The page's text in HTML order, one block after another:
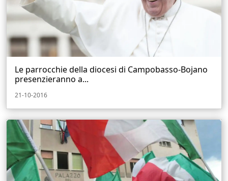
Le parrocchie della diocesi di Campobasso-Bojano
presenzieranno a...
21-10-2016